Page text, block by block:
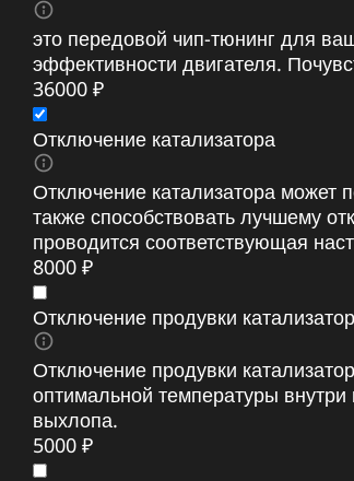
это передовой чип-тюнинг для
эффективности двигателя.
36000 ₽
Отключение катализатора
Отключение катализатора может
также способствовать лучшему
проводится соответствующая
8000 ₽
Отключение продувки
Отключение продувки
оптимальной температуры
выхлопа.
5000 ₽